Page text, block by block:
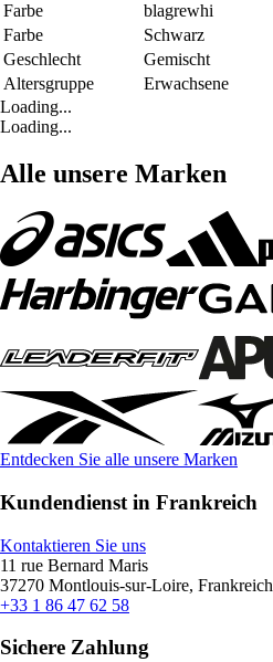
Farbe
blagrewhi
Farbe
Schwarz
Geschlecht
Gemischt
Altersgruppe
Erwachsene
Loading...
Loading...
Alle unsere Marken
Entdecken Sie alle unsere Marken
Kundendienst in Frankreich
Kontaktieren Sie uns
11 rue Bernard Maris
37270 Montlouis-sur-Loire, Frankreich
+33 1 86 47 62 58
Sichere Zahlung